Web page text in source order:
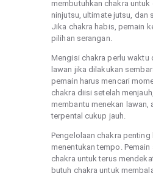
membutuhkan chakra untuk
ninjutsu, ultimate jutsu, dan
Jika chakra habis, pemain
pilihan serangan.
Mengisi chakra perlu waktu
lawan jika dilakukan
pemain harus mencari
chakra diisi setelah
membantu menekan lawan,
terpental cukup jauh.
Pengelolaan chakra penting
menentukan tempo.
chakra untuk terus
butuh chakra untuk